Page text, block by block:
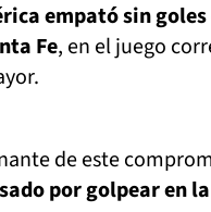
empató sin
Fe, en el juego
de este
por golpear en